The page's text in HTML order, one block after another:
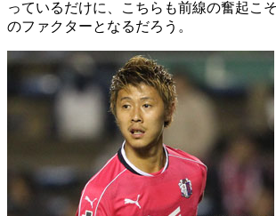
っているだけに、こちらも前線の奮起こ
のファクターとなるだろう。